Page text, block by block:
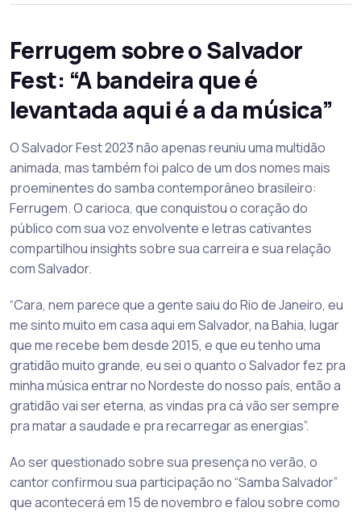
Ferrugem sobre o Salvador
Fest: “A bandeira que é
levantada aqui é a da música”
O Salvador Fest 2023 não apenas reuniu uma multidão
animada, mas também foi palco de um dos nomes mais
proeminentes do samba contemporâneo brasileiro:
Ferrugem. O carioca, que conquistou o coração do
público com sua voz envolvente e letras cativantes
compartilhou insights sobre sua carreira e sua relação
com Salvador.
“Cara, nem parece que a gente saiu do Rio de Janeiro, eu
me sinto muito em casa aqui em Salvador, na Bahia, lugar
que me recebe bem desde 2015, e que eu tenho uma
gratidão muito grande, eu sei o quanto o Salvador fez pra
minha música entrar no Nordeste do nosso país, então a
gratidão vai ser eterna, as vindas pra cá vão ser sempre
pra matar a saudade e pra recarregar as energias”.
Ao ser questionado sobre sua presença no verão, o
cantor confirmou sua participação no “Samba Salvador”
que acontecerá em 15 de novembro e falou sobre como